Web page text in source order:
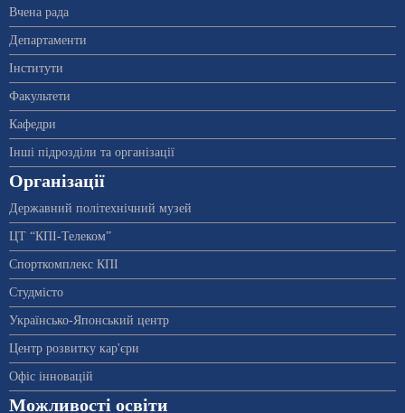
Вчена рада
Департаменти
Інститути
Факультети
Кафедри
Інші підрозділи та організації
Організації
Державний політехнічний музей
ЦТ “КПІ-Телеком”
Спорткомплекс КПІ
Студмісто
Українсько-Японський центр
Центр розвитку кар'єри
Офіс інновацій
Можливості освіти